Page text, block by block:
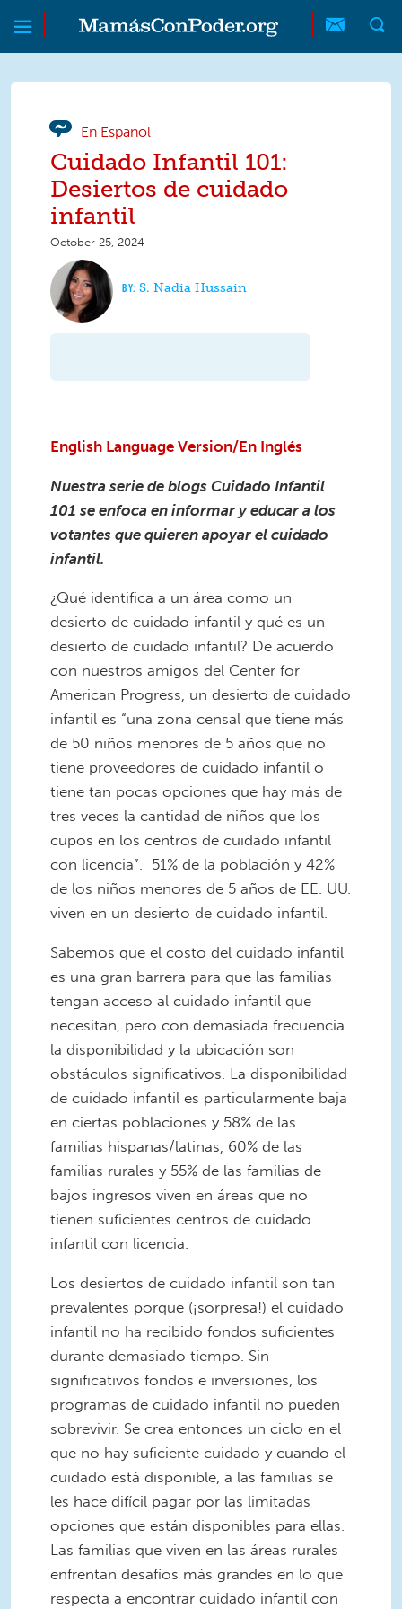
Skip to main content
Skip to main content
MamásConPoder
En Espanol
Cuidado Infantil 101:
Desiertos de cuidado
infantil
October 25, 2024
S. Nadia Hussain
English Language Version/En Inglés
Nuestra serie de blogs Cuidado Infantil
101 se enfoca en informar y educar a los
votantes que quieren apoyar el cuidado
infantil.
¿Qué identifica a un área como un
desierto de cuidado infantil y qué es un
desierto de cuidado infantil? De acuerdo
con nuestros amigos del Center for
American Progress, un desierto de cuidado
infantil es “una zona censal que tiene más
de 50 niños menores de 5 años que no
tiene proveedores de cuidado infantil o
tiene tan pocas opciones que hay más de
tres veces la cantidad de niños que los
cupos en los centros de cuidado infantil
con licencia”. 51% de la población y 42%
de los niños menores de 5 años de EE. UU.
viven en un desierto de cuidado infantil.
Sabemos que el costo del cuidado infantil
es una gran barrera para que las familias
tengan acceso al cuidado infantil que
necesitan, pero con demasiada frecuencia
la disponibilidad y la ubicación son
obstáculos significativos. La disponibilidad
de cuidado infantil es particularmente baja
en ciertas poblaciones y 58% de las
familias hispanas/latinas, 60% de las
familias rurales y 55% de las familias de
bajos ingresos viven en áreas que no
tienen suficientes centros de cuidado
infantil con licencia.
Los desiertos de cuidado infantil son tan
prevalentes porque (¡sorpresa!) el cuidado
infantil no ha recibido fondos suficientes
durante demasiado tiempo. Sin
significativos fondos e inversiones, los
programas de cuidado infantil no pueden
sobrevivir. Se crea entonces un ciclo en el
que no hay suficiente cuidado y cuando el
cuidado está disponible, a las familias se
les hace difícil pagar por las limitadas
opciones que están disponibles para ellas.
Las familias que viven en las áreas rurales
enfrentan desafíos más grandes en lo que
respecta a encontrar cuidado infantil con